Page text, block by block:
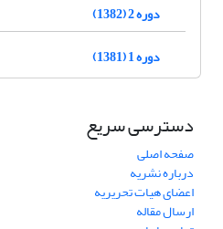
دوره 2 (1382)
دوره 1 (1381)
دسترسی سریع
صفحه اصلی
درباره نشریه
اعضای هیات تحریریه
ارسال مقاله